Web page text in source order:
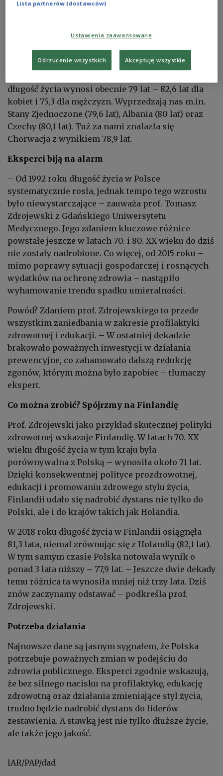
dla mężczyzn. Tuż za nim plasuje się Japonia (85
wiodą Szwajcaria (84,2 lata), Włochy (84 lata) i
długość życia wynosi obecnie 79 lat – 82,6 lat dla
kobiet i 75,3 dla mężczyzn. Wyprzedzają nas m.in.
Stany Zjednoczone (79,6 lat), Albania (80 lat) oraz
Czechy (80,1 lat). Tuż za nami znalazła się
Chorwacja z wynikiem 78,9 lat.
Eksperci biją na alarm
– Od 1992 roku długość życia w Polsce
systematycznie rosła, jednak tempo tego wzrostu
było niewystarczające – zauważa prof. Tomasz
Zdrojewski z Gdańskiego Uniwersytetu
Medycznego. Jego zdaniem kluczowe różnice
powstałe jeszcze w latach 70. i 80. XX wieku do dziś
nie zostały nadrobione. Co więcej, od 2015 roku –
mimo poprawy sytuacji gospodarczej i rosnących
wydatków na ochronę zdrowia – nastąpiło
wyhamowanie trendu spadku umieralności.
Powód? Zdaniem prof. Zdrojewskiego to przede
wszystkim zaniedbania w zakresie profilaktyki
zdrowotnej i edukacji. – W ostatniej dekadzie
brakowało poważnych inwestycji w działania
prewencyjne, co zahamowało dalszą redukcję
zgonów, którym można było zapobiec – tłumaczy
ekspert.
Co można zrobić? Spójrzmy na Finlandię
Prof. Zdrojewski jako przykład skutecznej polityki
zdrowotnej wskazuje Finlandię. W latach 70. XX
wieku długość życia w tym kraju była
porównywalna z Polską – wynosiła około 71 lat.
Dzięki konsekwentnej polityce prozdrowotnej,
edukacji i promowaniu zdrowego stylu życia,
Finlandii udało się nadrobić dystans nie tylko do
Polski, ale i do krajów takich jak Holandia.
W 2018 roku długość życia w Finlandii osiągnęła
81,3 lata, niemal zrównując się z Holandią (82,1 lat).
W tym samym czasie Polska notowała wynik o
ponad 3 lata niższy – 77,9 lat. – Jeszcze dwie dekady
temu różnica ta wynosiła mniej niż trzy lata. Dziś
znów zaczynamy odstawać – podkreśla prof.
Zdrojewski.
Potrzeba działania
Najnowsze dane są jasnym sygnałem, że Polska
potrzebuje poważnych zmian w podejściu do
zdrowia publicznego. Eksperci zgodnie wskazują,
że bez silnego nacisku na profilaktykę, edukację
zdrowotną oraz działania zmieniające styl życia,
trudno będzie nadrobić dystans do liderów
zestawienia. A stawką jest nie tylko dłuższe życie,
ale także jego jakość.
IAR/PAP/dad
Lista partnerów (dostawców)
Ustawienia zaawansowane
Odrzucenie wszystkich Akceptuję wszystkie